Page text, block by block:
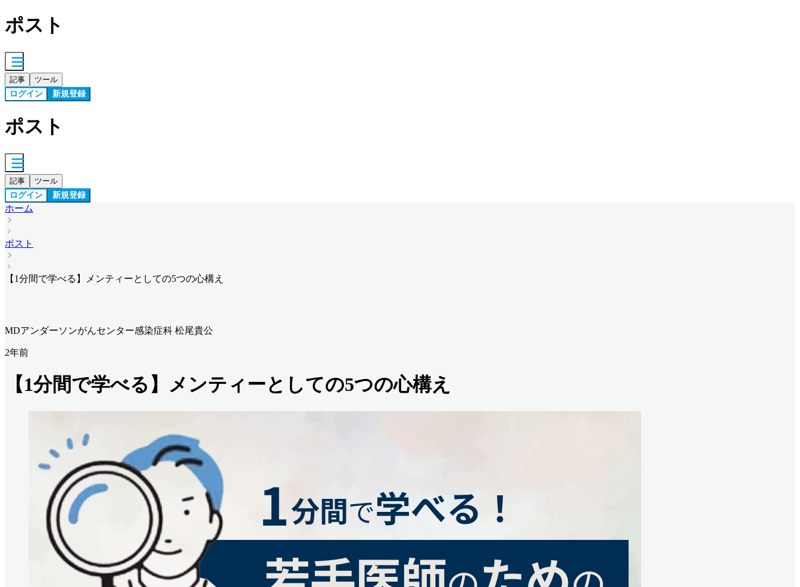
ポスト
記事 ツール
ログイン 新規登録
ポスト
記事 ツール
ログイン 新規登録
ホーム
ポスト
【1分間で学べる】メンティーとしての5つの心構え
MDアンダーソンがんセンター感染症科 松尾貴公
2年前
【1分間で学べる】メンティーとしての5つの心構え